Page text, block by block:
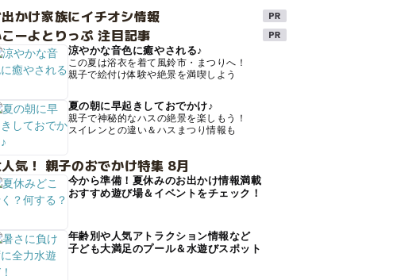
かけ家族にイチオシ情報
ーよとりっぷ 注目記事
涼やかな音色に癒やされる♪
この夏は浴衣を着て風鈴市・まつりへ！
親子で絵付け体験や絶景を満喫しよう
夏の朝に早起きしておでかけ♪
親子で神秘的なハスの絶景を楽しもう！
スイレンとの違い＆ハスまつり情報も
気！ 親子のおでかけ特集 8月
今から準備！夏休みのお出かけ情報満載
おすすめ遊び場＆イベントをチェック！
年齢別や人気アトラクション情報など
子ども大満足のプール＆水遊びスポット